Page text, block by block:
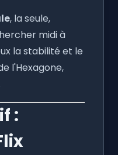
, la seule,
midi à
la stabilité et le
l'Hexagone,
: